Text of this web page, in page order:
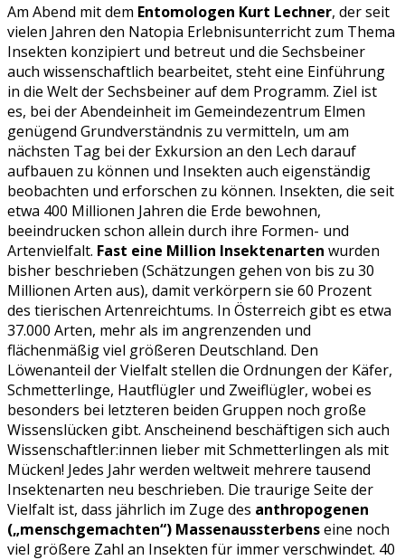
Am Abend mit dem Entomologen Kurt Lechner, der seit
vielen Jahren den Natopia Erlebnisunterricht zum Thema
Insekten konzipiert und betreut und die Sechsbeiner
auch wissenschaftlich bearbeitet, steht eine Einführung
in die Welt der Sechsbeiner auf dem Programm. Ziel ist
es, bei der Abendeinheit im Gemeindezentrum Elmen
genügend Grundverständnis zu vermitteln, um am
nächsten Tag bei der Exkursion an den Lech darauf
aufbauen zu können und Insekten auch eigenständig
beobachten und erforschen zu können. Insekten, die seit
etwa 400 Millionen Jahren die Erde bewohnen,
beeindrucken schon allein durch ihre Formen- und
Artenvielfalt. Fast eine Million Insektenarten wurden
bisher beschrieben (Schätzungen gehen von bis zu 30
Millionen Arten aus), damit verkörpern sie 60 Prozent
des tierischen Artenreichtums. In Österreich gibt es etwa
37.000 Arten, mehr als im angrenzenden und
flächenmäßig viel größeren Deutschland. Den
Löwenanteil der Vielfalt stellen die Ordnungen der Käfer,
Schmetterlinge, Hautflügler und Zweiflügler, wobei es
besonders bei letzteren beiden Gruppen noch große
Wissenslücken gibt. Anscheinend beschäftigen sich auch
Wissenschaftler:innen lieber mit Schmetterlingen als mit
Mücken! Jedes Jahr werden weltweit mehrere tausend
Insektenarten neu beschrieben. Die traurige Seite der
Vielfalt ist, dass jährlich im Zuge des anthropogenen
(„menschgemachten“) Massenaussterbenseine noch
viel größere Zahl an Insekten für immer verschwindet. 40